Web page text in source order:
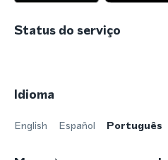
Status do serviço
Idioma
English Español Português